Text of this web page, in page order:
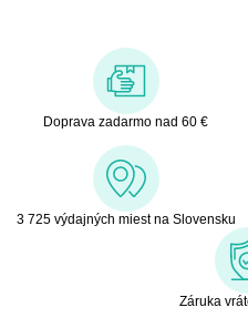
Doprava zadarmo nad 60 €
3 725 výdajných miest na Slovensku
Záruka